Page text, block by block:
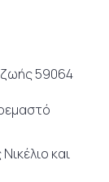
ζωής 59064
και